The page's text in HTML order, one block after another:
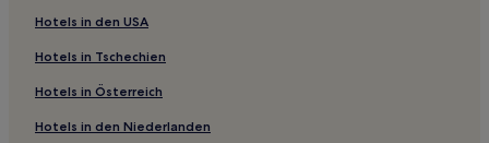
Kommen Hotels
Lötzbeuren Hotels
Fronhofen Hotels
Schwerbach Hotels
Hotels in den USA
Hotels in Tschechien
Hotels in Österreich
Hotels in den Niederlanden